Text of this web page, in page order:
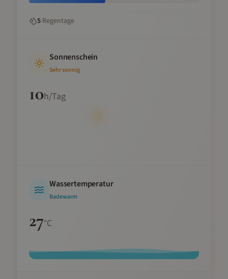
5 Regentage
Sonnenschein
Sehr sonnig
10h/Tag
Wassertemperatur
Badewarm
27°C